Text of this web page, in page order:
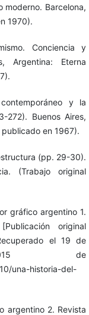
moderno. Barcelona,
1970).
Conciencia y
Argentina: Eterna
y la
272). Buenos Aires,
en 1967).
(pp. 29-30).
(Trabajo original
gráfico argentino 1.
original
el 19 de
de
una-historia-del-
argentino 2. Revista